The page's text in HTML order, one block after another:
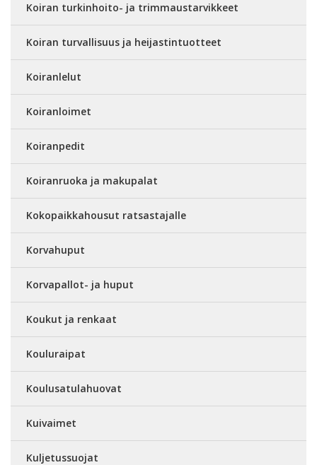
Koiran turkinhoito- ja trimmaustarvikkeet
Koiran turvallisuus ja heijastintuotteet
Koiranlelut
Koiranloimet
Koiranpedit
Koiranruoka ja makupalat
Kokopaikkahousut ratsastajalle
Korvahuput
Korvapallot- ja huput
Koukut ja renkaat
Kouluraipat
Koulusatulahuovat
Kuivaimet
Kuljetussuojat